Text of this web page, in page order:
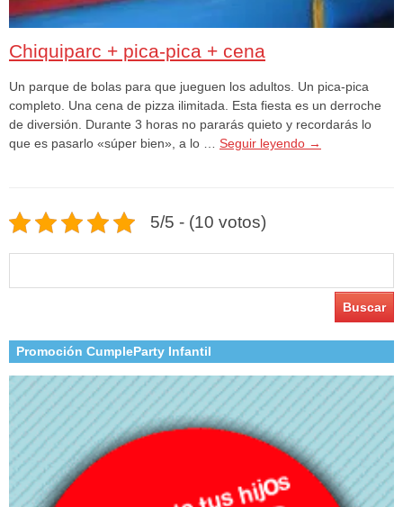
Chiquiparc + pica-pica + cena
Un parque de bolas para que jueguen los adultos. Un pica-pica
completo. Una cena de pizza ilimitada. Esta fiesta es un derroche
de diversión. Durante 3 horas no pararás quieto y recordarás lo
que es pasarlo «súper bien», a lo … Seguir leyendo →
5/5 - (10 votos)
Promoción CumpleParty Infantil